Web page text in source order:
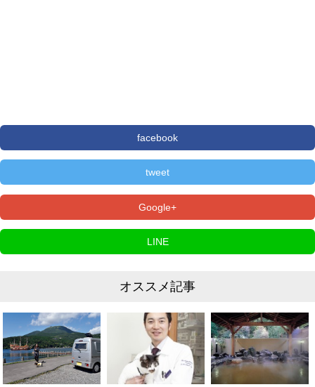
facebook
tweet
Google+
LINE
オススメ記事